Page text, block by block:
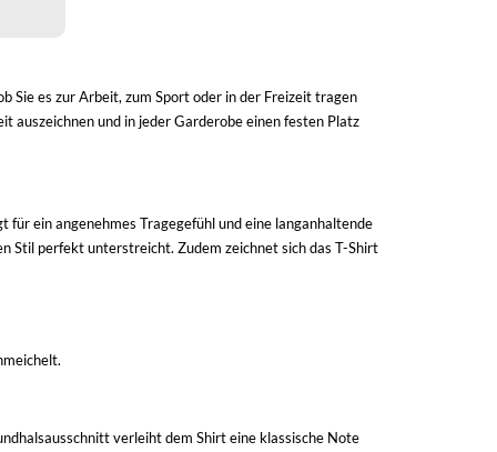
Sie es zur Arbeit, zum Sport oder in der Freizeit tragen
auszeichnen und in jeder Garderobe einen festen Platz
ein angenehmes Tragegefühl und eine langanhaltende
Stil perfekt unterstreicht. Zudem zeichnet sich das T-Shirt
verleiht dem Shirt eine klassische Note